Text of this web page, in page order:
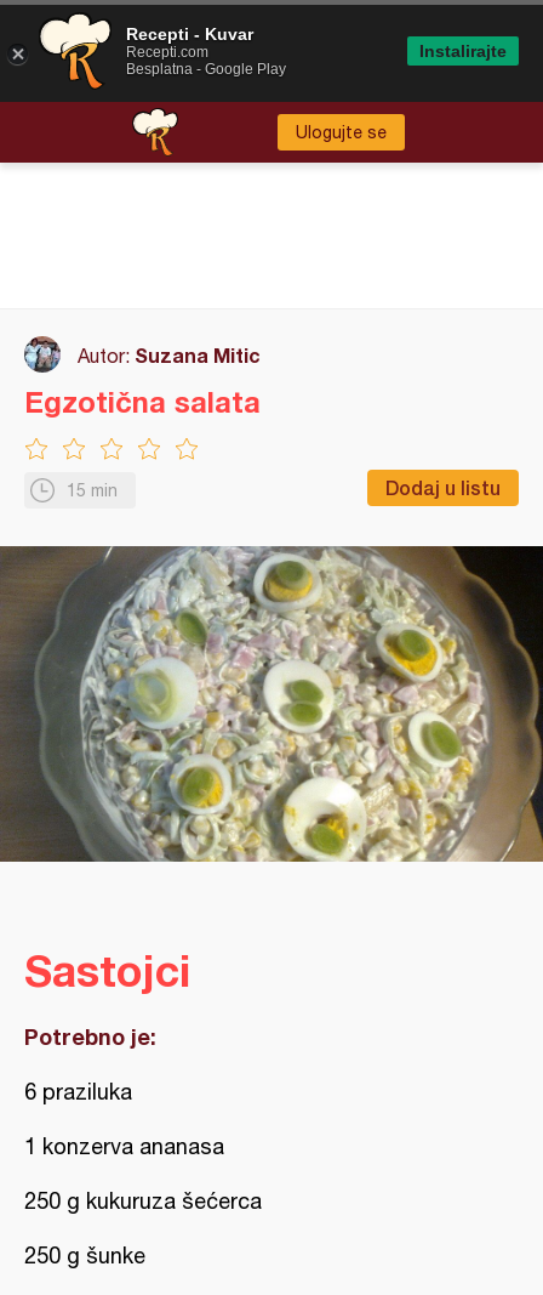
Ulogujte se
Autor: Suzana Mitic
15 min Dodaj u listu
Egzotična salata
Sastojci
Potrebno je:
6 praziluka
1 konzerva ananasa
250 g kukuruza šećerca
250 g šunke
Recepti - Kuvar
Recepti.com
Besplatna - Google Play
Instalirajte